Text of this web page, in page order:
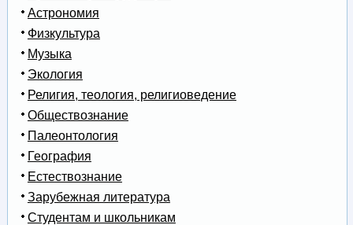
Астрономия
Физкультура
Музыка
Экология
Религия, теология, религиоведение
Обществознание
Палеонтология
География
Естествознание
Зарубежная литература
Студентам и школьникам